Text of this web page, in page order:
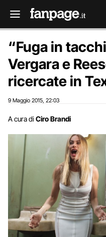
“Fuga in
Vergara e
ricercate in
9 Maggio 2015 22:03
A cura di Ciro Brandi